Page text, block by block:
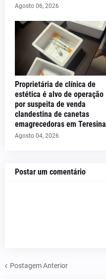
Agosto 06, 2026
Proprietária de clínica de
estética é alvo de operação
por suspeita de venda
clandestina de canetas
emagrecedoras em Teresina
Agosto 04, 2026
Postar um comentário
Postagem Anterior